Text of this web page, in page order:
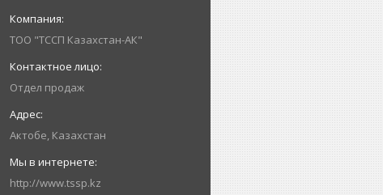
ТОО "ТССП Казахстан-АК"
Отдел продаж
Актобе, Казахстан
http://www.tssp.kz